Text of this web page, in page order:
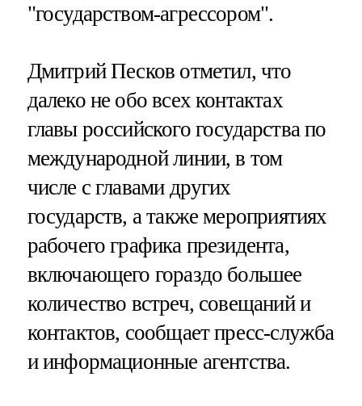
"государством-агрессором".
Дмитрий Песков отметил, что
далеко не обо всех контактах
главы российского государства по
международной линии, в том
числе с главами других
государств, а также мероприятиях
рабочего графика президента,
включающего гораздо большее
количество встреч, совещаний и
контактов, сообщает пресс-служба
и информационные агентства.